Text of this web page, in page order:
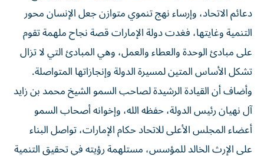
دعائم الاتحاد، وإرساء نهج تنموي متوازن جعل الإنسان محور
التنمية وغايتها، فغدت دولة الإمارات قصة نجاح ملهمة تقوم
على مبادئ الوحدة والعطاء والعمل، وهي المبادئ التي لا تزال
تشكل الأساس المتين لمسيرة الدولة وإنجازاتها المتواصلة.
وأضاف أن القيادة الرشيدة لصاحب السمو الشيخ محمد بن زايد
آل نهيان رئيس الدولة، حفظه الله، وإخوانه أصحاب السمو
أعضاء المجلس الأعلى للاتحاد حكام الإمارات، تواصل البناء
على الإرث الخالد للمؤسس، مستلهمة رؤيته في تحقيق التنمية